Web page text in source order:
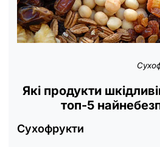
Які продукти
топ-5
Сухофрукти